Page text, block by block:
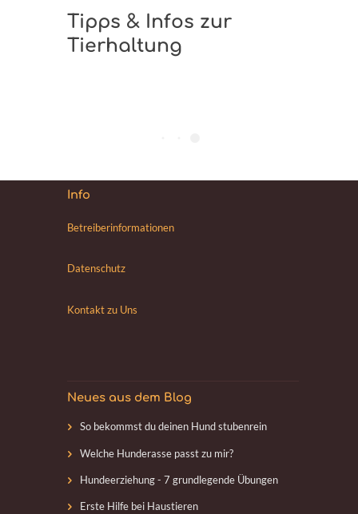
Tipps & Infos zur
Tierhaltung
Info
Betreiberinformationen
Datenschutz
Kontakt zu Uns
Neues aus dem Blog
So bekommst du deinen Hund stubenrein
Welche Hunderasse passt zu mir?
Hundeerziehung - 7 grundlegende Übungen
Erste Hilfe bei Haustieren